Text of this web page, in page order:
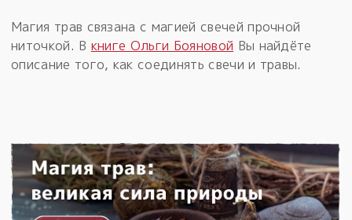
Магия трав связана с магией свечей прочной
ниточкой. В книге Ольги Бояновой Вы найдёте
описание того, как соединять свечи и травы.